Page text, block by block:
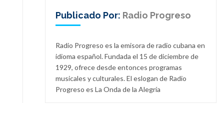
Publicado Por: Radio Progreso
Radio Progreso es la emisora de radio cubana en
idioma español. Fundada el 15 de diciembre de
1929, ofrece desde entonces programas
musicales y culturales. El eslogan de Radio
Progreso es La Onda de la Alegría